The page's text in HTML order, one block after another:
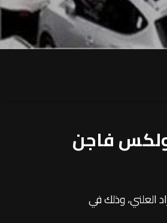
فاجن
العلني، وذلك في